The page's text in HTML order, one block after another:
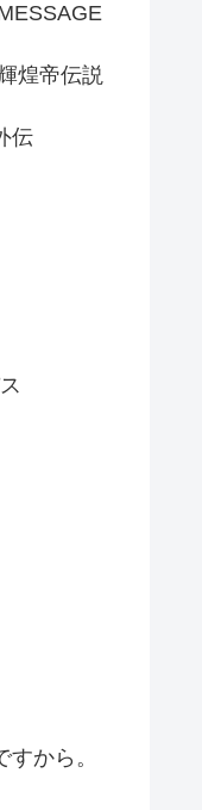
煌帝伝説
伝
から。